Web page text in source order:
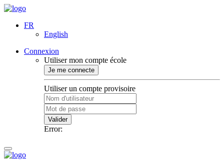
FR
English
Connexion
Utiliser mon compte école
Je me connecte
Utiliser un compte provisoire
Valider
Error: